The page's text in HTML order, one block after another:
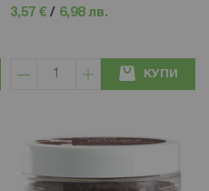
3,57 € / 6,98 лв.
КУПИ